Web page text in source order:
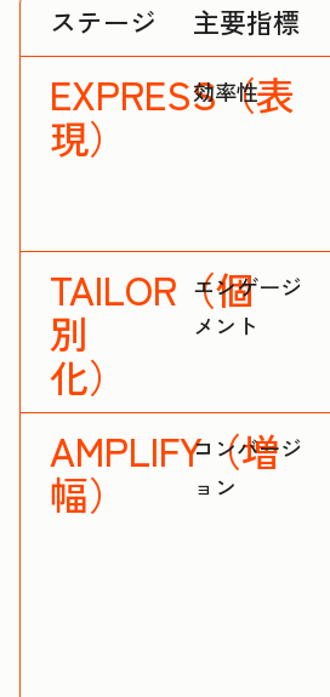
ステージ 主要指標
EXPRESS（表
現）
効率性
TAILOR（個
別
化）
エンゲージ
メント
AMPLIFY（増
幅）
コンバージ
ョン